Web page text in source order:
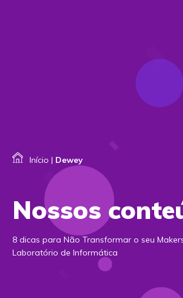
Início | Dewey
Nossos
8 dicas para Não Transformar o seu
Laboratório de Informática